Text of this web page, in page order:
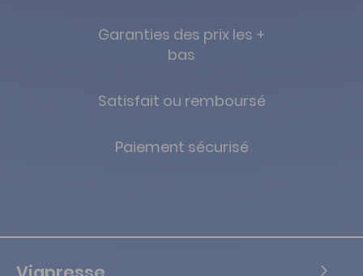
Garanties des prix les +
bas
Satisfait ou remboursé
Paiement sécurisé